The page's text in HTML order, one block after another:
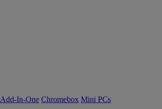
Add-In-One Chromebox Mini PCs